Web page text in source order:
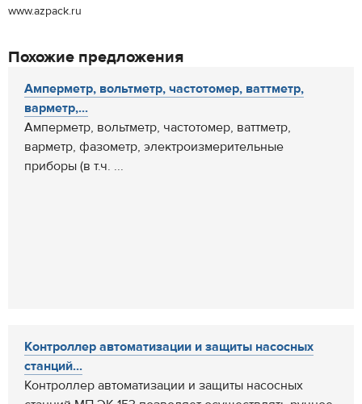
www.azpack.ru
Похожие предложения
Амперметр, вольтметр, частотомер, ваттметр,
варметр,...
Амперметр, вольтметр, частотомер, ваттметр,
варметр, фазометр, электроизмерительные
приборы (в т.ч. ...
Контроллер автоматизации и защиты насосных
станций...
Контроллер автоматизации и защиты насосных